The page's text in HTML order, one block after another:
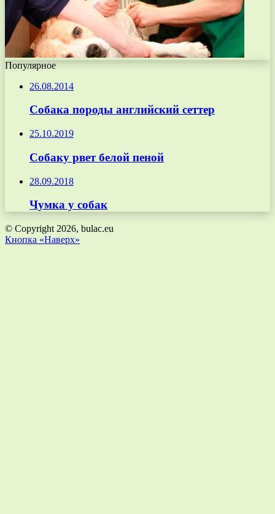
Популярное
26.08.2014
Собака породы английский сеттер
25.10.2019
Собаку рвет белой пеной
28.09.2018
Чумка у собак
© Copyright 2026, bulac.eu
Кнопка «Наверх»